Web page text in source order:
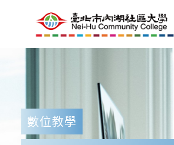
數位教學